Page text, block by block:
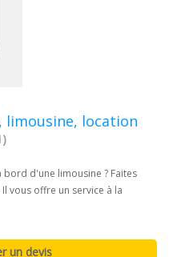
limousine, location
d'une limousine ? Faites
vous offre un service à la